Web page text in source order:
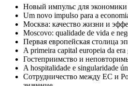
Новый импульс для экономики
Um novo impulso para a
Москва: качество жизни и
Moscovo: qualidade de vida e
Первая европейская столица
A primeira capital europeia da era
Гостеприимство и
A hospitalidade e singularidade
Сотрудничество между ЕС и